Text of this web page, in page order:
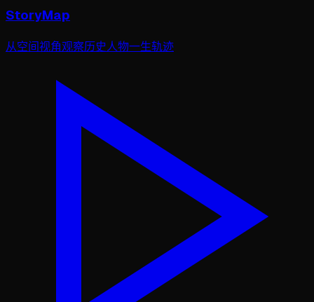
StoryMap
从空间视角观察历史人物一生轨迹